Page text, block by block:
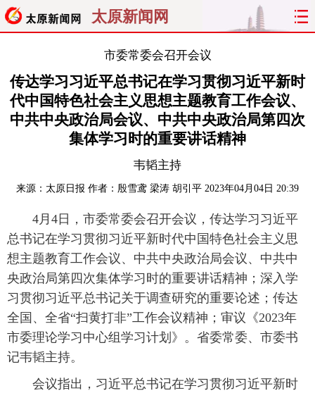
太原新闻网
聚焦 太原
经济 关注 文明 出行
纵横 曝光 综合 专题
看天下 晋月读 最太原 网罗民生
太原日报 太原晚报 热评 社区
市委常委会召开会议
传达学习习近平总书记在学习贯彻习近平新时
代中国特色社会主义思想主题教育工作会议、
中共中央政治局会议、中共中央政治局第四次
集体学习时的重要讲话精神
韦韬主持
来源： 太原日报 作者：殷雪鸢 梁涛 胡引平 2023年04月04日 20:39
4月4日，市委常委会召开会议，传达学习习近平
总书记在学习贯彻习近平新时代中国特色社会主义思
想主题教育工作会议、中共中央政治局会议、中共中
央政治局第四次集体学习时的重要讲话精神；深入学
习贯彻习近平总书记关于调查研究的重要论述；传达
全国、全省“扫黄打非”工作会议精神；审议《2023年
市委理论学习中心组学习计划》。省委常委、市委书
记韦韬主持。
会议指出，习近平总书记在学习贯彻习近平新时